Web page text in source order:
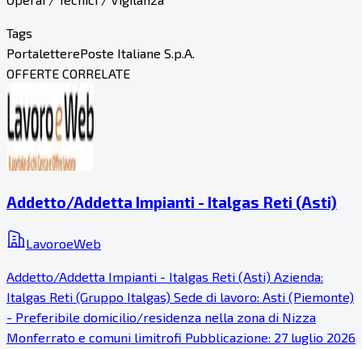
Tags
PortaletterePoste Italiane S.p.A.
OFFERTE CORRELATE
Addetto/Addetta Impianti - Italgas Reti (Asti)
LavoroeWeb
Addetto/Addetta Impianti - Italgas Reti (Asti) Azienda:
Italgas Reti (Gruppo Italgas) Sede di lavoro: Asti (Piemonte)
- Preferibile domicilio/residenza nella zona di Nizza
Monferrato e comuni limitrofi Pubblicazione: 27 luglio 2026